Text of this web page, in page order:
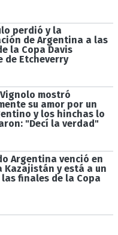
perdió y la
de Argentina a las
la Copa Davis
de Etcheverry
mostró
su amor por un
y los hinchas lo
"Decí la verdad"
Argentina venció en
Kazajistán y está a un
finales de la Copa